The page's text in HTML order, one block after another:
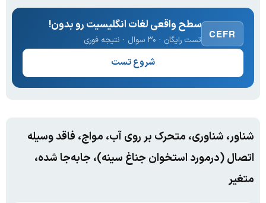
CEFR
سطح واقعی لغات انگلیسیت رو بدون!
تست رایگان · ۳۰ سوال · نتیجه فوری
شروع تست
شناور، شناوری، متحرک بر روی آب، مواج، فاقد وسیله
اتصال (درمورد استخوان جناغ سینه)، جابه‌جا شده،
متغیر